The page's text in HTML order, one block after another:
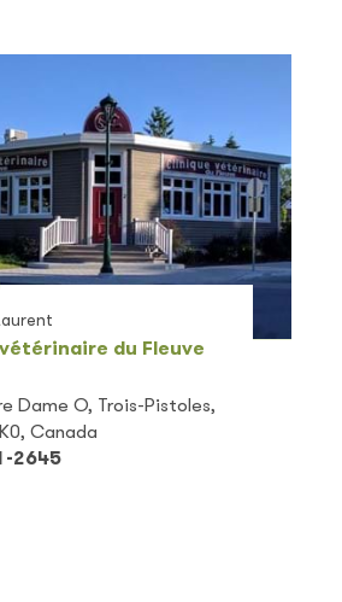
du Fleuve
Dame O, Trois-Pistoles,
Canada
2645